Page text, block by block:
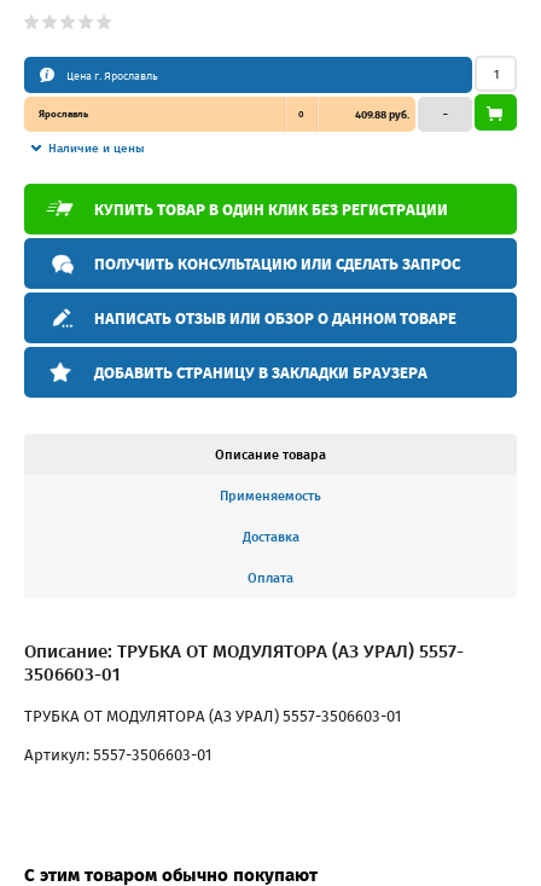
Цена г. Ярославль
Ярославль 0 409.88 руб.
Наличие и цены
–
КУПИТЬ ТОВАР В ОДИН КЛИК БЕЗ РЕГИСТРАЦИИ
ПОЛУЧИТЬ КОНСУЛЬТАЦИЮ ИЛИ СДЕЛАТЬ ЗАПРОС
НАПИСАТЬ ОТЗЫВ ИЛИ ОБЗОР О ДАННОМ ТОВАРЕ
ДОБАВИТЬ СТРАНИЦУ В ЗАКЛАДКИ БРАУЗЕРА
Описание товара
Применяемость
Доставка
Оплата
Описание: ТРУБКА ОТ МОДУЛЯТОРА (АЗ УРАЛ) 5557-
3506603-01
ТРУБКА ОТ МОДУЛЯТОРА (АЗ УРАЛ) 5557-3506603-01
Артикул: 5557-3506603-01
С этим товаром обычно покупают